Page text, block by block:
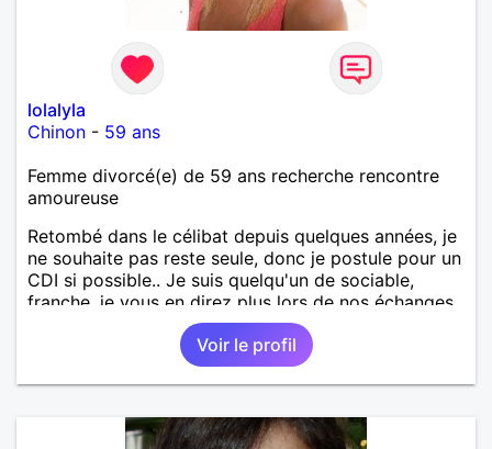
lolalyla
Chinon - 59 ans
Femme divorcé(e) de 59 ans recherche rencontre
amoureuse
Retombé dans le célibat depuis quelques années, je
ne souhaite pas reste seule, donc je postule pour un
CDI si possible.. Je suis quelqu'un de sociable,
franche, je vous en direz plus lors de nos échanges.
Voir le profil